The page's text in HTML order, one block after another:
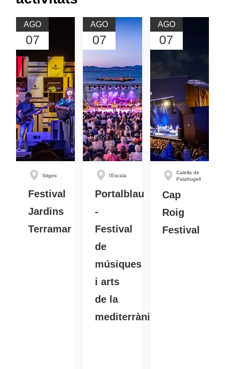
AGO
07
Sitges
Festival
Jardins
Terramar
AGO
07
l'Escala
Portalblau
-
Festival
de
músiques
i arts
de la
mediterrània
AGO
07
Calella de
Palafrugell
Cap
Roig
Festival